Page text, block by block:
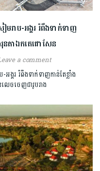
ាប​-អង្គរ រំពឹង​ទាក់ទាញ​
រុនតាឯកតេជោសែន
a comment
គរ រំពឹង​ទាក់ទាញ​កាន់តែខ្លាំង​
េចចេញជារូបរាង